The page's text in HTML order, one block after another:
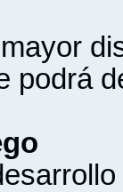
podrá